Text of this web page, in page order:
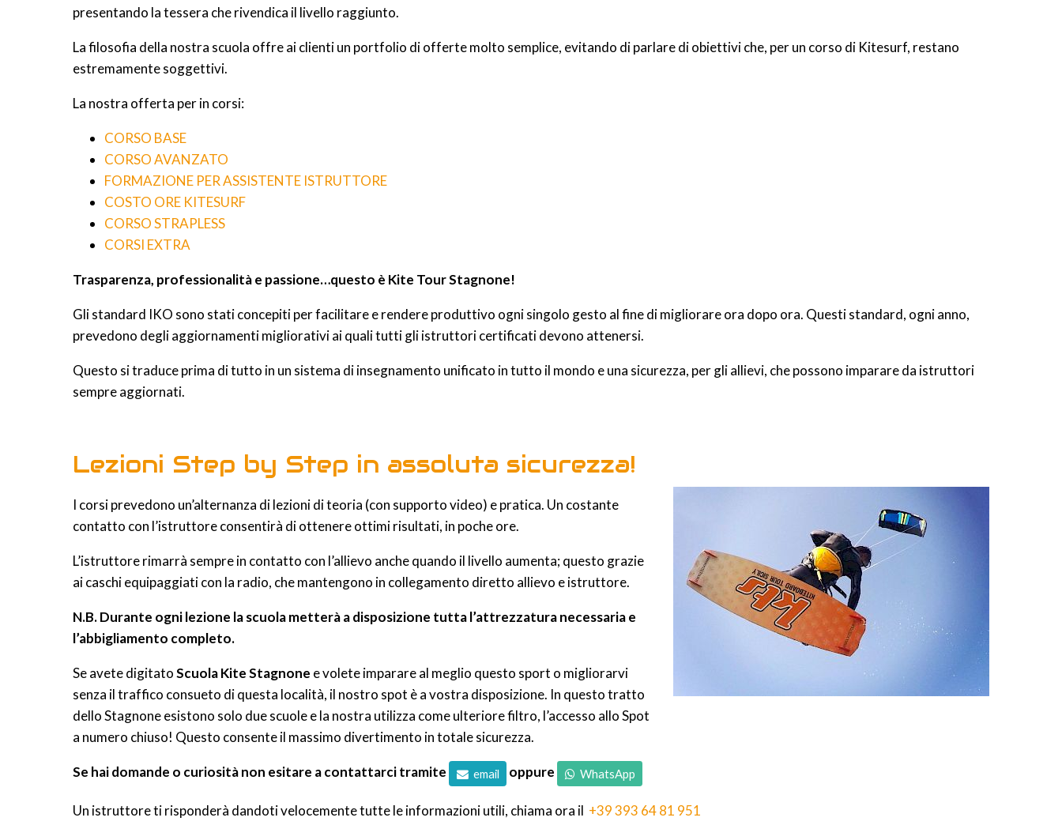
presentando la tessera che rivendica il livello raggiunto.
La filosofia della nostra scuola offre ai clienti un portfolio di offerte molto semplice, evitando di parlare di obiettivi che, per un corso di Kitesurf, restano
estremamente soggettivi.
La nostra offerta per in corsi:
CORSO BASE
CORSO AVANZATO
FORMAZIONE PER ASSISTENTE ISTRUTTORE
COSTO ORE KITESURF
CORSO STRAPLESS
CORSI EXTRA
Trasparenza, professionalità e passione…questo è Kite Tour Stagnone!
Gli standard IKO sono stati concepiti per facilitare e rendere produttivo ogni singolo gesto al fine di migliorare ora dopo ora. Questi standard, ogni anno,
prevedono degli aggiornamenti migliorativi ai quali tutti gli istruttori certificati devono attenersi.
Questo si traduce prima di tutto in un sistema di insegnamento unificato in tutto il mondo e una sicurezza, per gli allievi, che possono imparare da istruttori
sempre aggiornati.
Lezioni Step by Step in assoluta sicurezza!
I corsi prevedono un’alternanza di lezioni di teoria (con supporto video) e pratica. Un costante
contatto con l’istruttore consentirà di ottenere ottimi risultati, in poche ore.
L’istruttore rimarrà sempre in contatto con l’allievo anche quando il livello aumenta; questo grazie
ai caschi equipaggiati con la radio, che mantengono in collegamento diretto allievo e istruttore.
N.B. Durante ogni lezione la scuola metterà a disposizione tutta l’attrezzatura necessaria e
l’abbigliamento completo.
Se avete digitatoScuola Kite Stagnone e volete imparare al meglio questo sport o migliorarvi
senza il traffico consueto di questa località, il nostro spot è a vostra disposizione. In questo tratto
dello Stagnone esistono solo due scuole e la nostra utilizza come ulteriore filtro, l’accesso allo Spot
a numero chiuso! Questo consente il massimo divertimento in totale sicurezza.
Se hai domande o curiosità non esitare a contattarci tramite email oppure WhatsApp
Un istruttore ti risponderà dandoti velocemente tutte le informazioni utili, chiama ora il +39 393 64 81 951